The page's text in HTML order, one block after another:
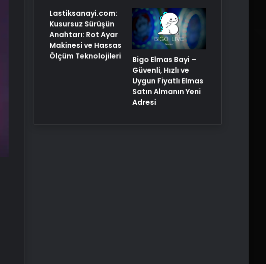
Lastiksanayi.com:
Kusursuz Sürüşün
Anahtarı: Rot Ayar
Makinesi ve Hassas
Ölçüm Teknolojileri
Bigo Elmas Bayi –
Güvenli, Hızlı ve
Uygun Fiyatlı Elmas
Satın Almanın Yeni
Adresi